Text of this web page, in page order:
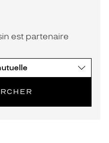
est partenaire